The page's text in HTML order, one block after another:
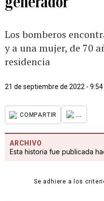
Los bomberos
y a una mujer, de 70
residencia
21 de septiembre de 2022 - 9:54
COMPARTIR ...
ARCHIVO
Esta historia fue publicada
Se adhiere a los